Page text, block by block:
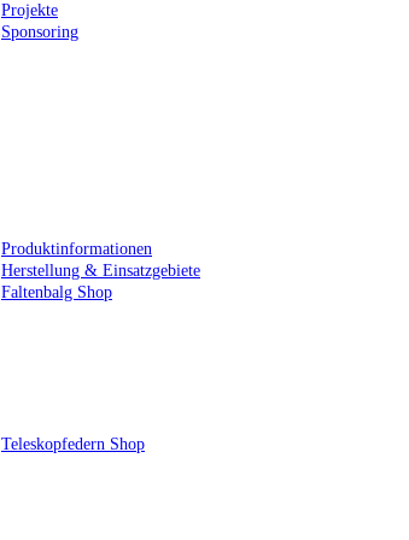
Projekte
Sponsoring
Produktinformationen
Herstellung & Einsatzgebiete
Faltenbalg Shop
Teleskopfedern Shop